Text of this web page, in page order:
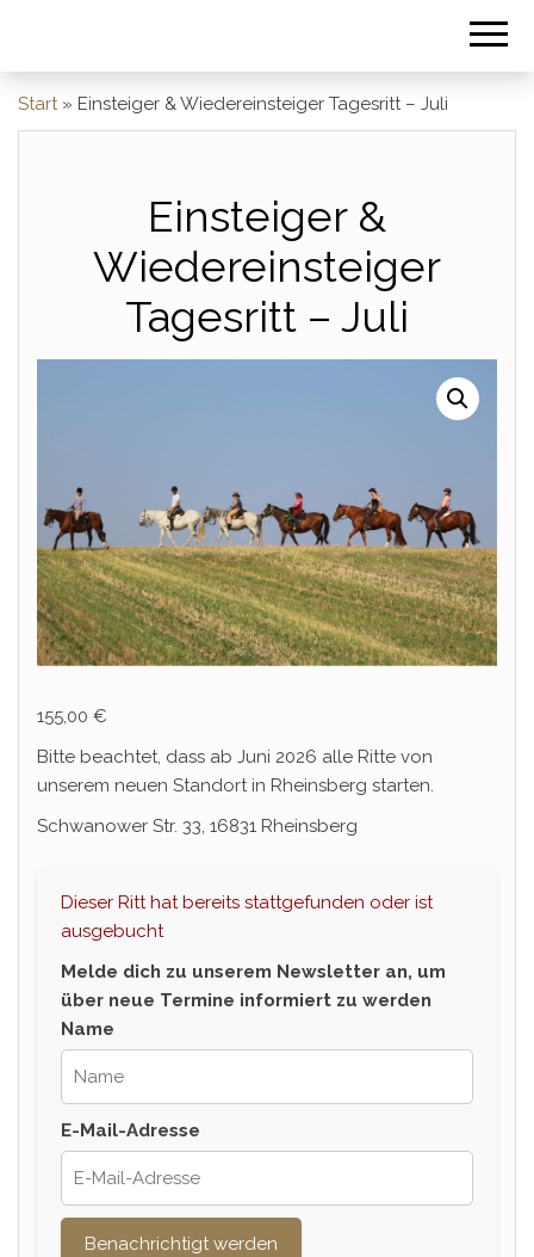
Start» Einsteiger & Wiedereinsteiger Tagesritt – Juli
Einsteiger &
Wiedereinsteiger
Tagesritt – Juli
155,00 €
Bitte beachtet, dass ab Juni 2026 alle Ritte von
unserem neuen Standort in Rheinsberg starten.
Schwanower Str. 33, 16831 Rheinsberg
Dieser Ritt hat bereits stattgefunden oder ist
ausgebucht
Melde dich zu unserem Newsletter an, um
über neue Termine informiert zu werden
Name
E-Mail-Adresse
Benachrichtigt werden